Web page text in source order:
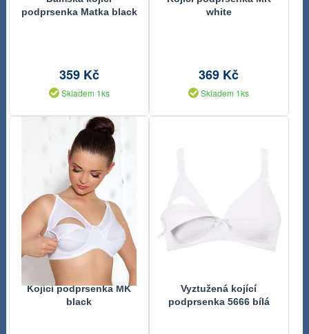
podprsenka Matka black
359 Kč
Skladem 1ks
white
369 Kč
Skladem 1ks
Kojící podprsenka MK
black
Vyztužená kojící
podprsenka 5666 bílá